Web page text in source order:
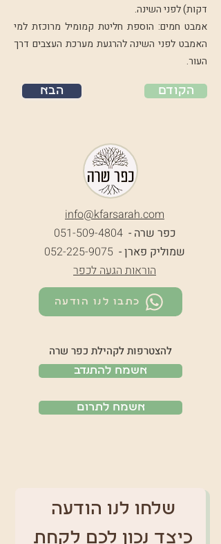
דקות) לפני השינה.
אמבט חמים: הוספת חליטת קמומיל מרוכזת למי
האמבט לפני השינה להרגעת מערכת העצבים דרך
העור.
הבא הקודם
info@kfarsarah.com
כפר שרה -051-509-4804
שמוליק פארן - 052-225-9075
הוראות הגעה לכפר
כתבו לנו הודעה
להצטרפות לקהילת כפר שרה
אשמח להתנדב
אשמח לתרום
שלחו לנו הודעה